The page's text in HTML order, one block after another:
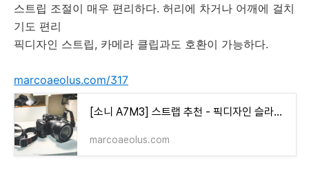
스트립 조절이 매우 편리하다. 허리에 차거나 어깨에 걸치
기도 편리
픽디자인 스트립, 카메라 클립과도 호환이 가능하다.
marcoaeolus.com/317
[소니 A7M3] 스트랩 추천 - 픽디자인 슬라이드 라이트 peak design Slide lite
marcoaeolus.com